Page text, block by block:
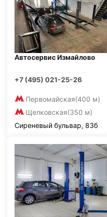
Автосервис Измайлово
+7 (495) 021-25-26
Первомайская(400 м)
Щелковская(350 м)
Сиреневый бульвар, 83б